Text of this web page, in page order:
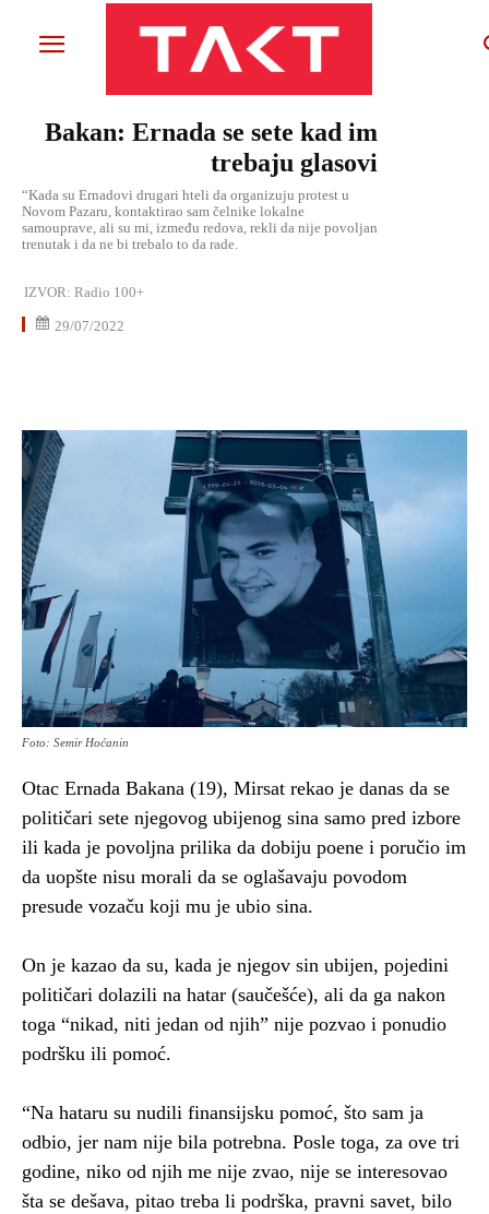
Bakan: Ernada se sete kad im
trebaju glasovi
“Kada su Ernadovi drugari hteli da organizuju protest u
Novom Pazaru, kontaktirao sam čelnike lokalne
samouprave, ali su mi, između redova, rekli da nije povoljan
trenutak i da ne bi trebalo to da rade.
IZVOR: Radio 100+
29/07/2022
Foto: Semir Hoćanin
Otac Ernada Bakana (19), Mirsat rekao je danas da se
političari sete njegovog ubijenog sina samo pred izbore
ili kada je povoljna prilika da dobiju poene i poručio im
da uopšte nisu morali da se oglašavaju povodom
presude vozaču koji mu je ubio sina.
On je kazao da su, kada je njegov sin ubijen, pojedini
političari dolazili na hatar (saučešće), ali da ga nakon
toga “nikad, niti jedan od njih” nije pozvao i ponudio
podršku ili pomoć.
“Na hataru su nudili finansijsku pomoć, što sam ja
odbio, jer nam nije bila potrebna. Posle toga, za ove tri
godine, niko od njih me nije zvao, nije se interesovao
šta se dešava, pitao treba li podrška, pravni savet, bilo